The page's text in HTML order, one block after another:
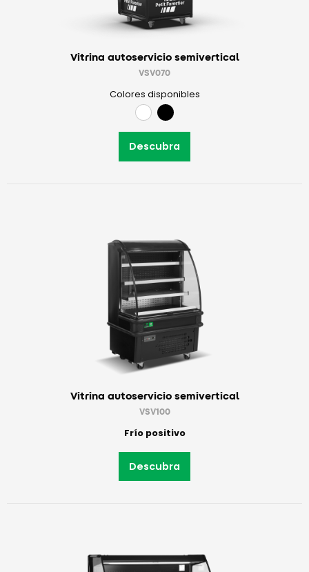
Vitrina autoservicio semivertical
VSV070
Colores disponibles
Descubra
Vitrina autoservicio semivertical
VSV100
Frío positivo
Descubra